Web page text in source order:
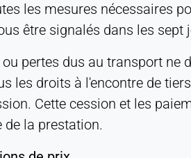
les mesures nécessaires
être signalés dans les sept
pertes dus au transport ne
les droits à l'encontre de
Cette cession et les
la prestation.